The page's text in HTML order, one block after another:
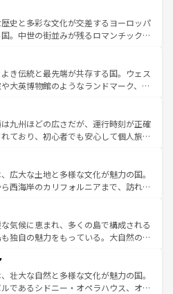
風土や気候が異なるスペインはその個
性で訪れる人を魅了する。 なお、新着のスペイン情報は コ
してほしい。
まっている。華麗な宮殿、歴史的な大
、そして豊かな自然が、訪れる者を心
、フランスは美食の国としても知ら
発祥地であるランス、プロヴァンスの
畑など、多彩な楽しみ方が可能だ。さ
域にも魅力が溢れており、どの街角に
とそれぞれで全く異なる文化を体験で
ろう。 なお、新着のフランス情報はコンテンツ一覧
史と多彩な文化が交差するヨーロッパ
。中世の街並みが残るロマンチック街
どこを歩いても飽きることがない。ベ
、バイエルン州のアルプスの絶景、そ
ワイン畑といった風景は必見。ビール
ひ体験してほしい。 なお、新着の
ンツ一覧を参照してほしい。
き伝統と最先端が共存する国。ウェス
大英博物館のようなランドマーク、歴
力がある。また、優雅なアフタヌーン
にはたまらない英国パブ、サッカー観
こそできる体験も豊富。イギリスを旅
ほしい。
九州ほどの広さだが、運行時刻が正確
ており、初心者でも安心して個人旅行
る町や、スイスならではのユニークな
プス観光だけでなく町歩きも満喫する
の所得が高いため物価も高いが、旅行
光を楽しむこともできる。 なお、新
コンテンツ一覧 を参照してほしい。
広大な土地と多様な文化が魅力の国。
西海岸のカリフォルニアまで、訪れる
、観光、ショッピング、エンターテイ
刺激的なスポットだ。一方、アメリカ
がり、グランドキャニオンやイエロー
ズでは、音楽と美食が融合した独特の
はアメリカの各地域で異なる魅力を楽
様性と豊かな歴史を感じることができ
気候に恵まれ、多くの島で構成される
独自の魅力をもっている。大自然の神
。また、定番の観光地といえばオアフ
を求めるならマウイ島やカウアイ島が
ドグリーンに輝く海をはじめ、豊かな
壮大な自然と多様な文化が魅力の国。
であるシドニー・オペラハウス、オー